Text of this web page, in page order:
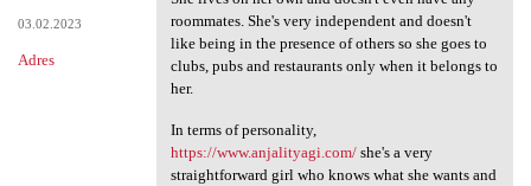
03.02.2023
Adres
roommates. She's very independent and doesn't
like being in the presence of others so she goes to
clubs, pubs and restaurants only when it belongs to
her.
In terms of personality,
https://www.anjalityagi.com/she's a very
straightforward girl who knows what she wants and